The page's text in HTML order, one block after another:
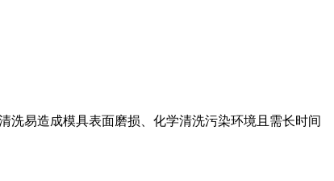
洗易造成模具表面磨损、化学清洗污染环境且需长时间